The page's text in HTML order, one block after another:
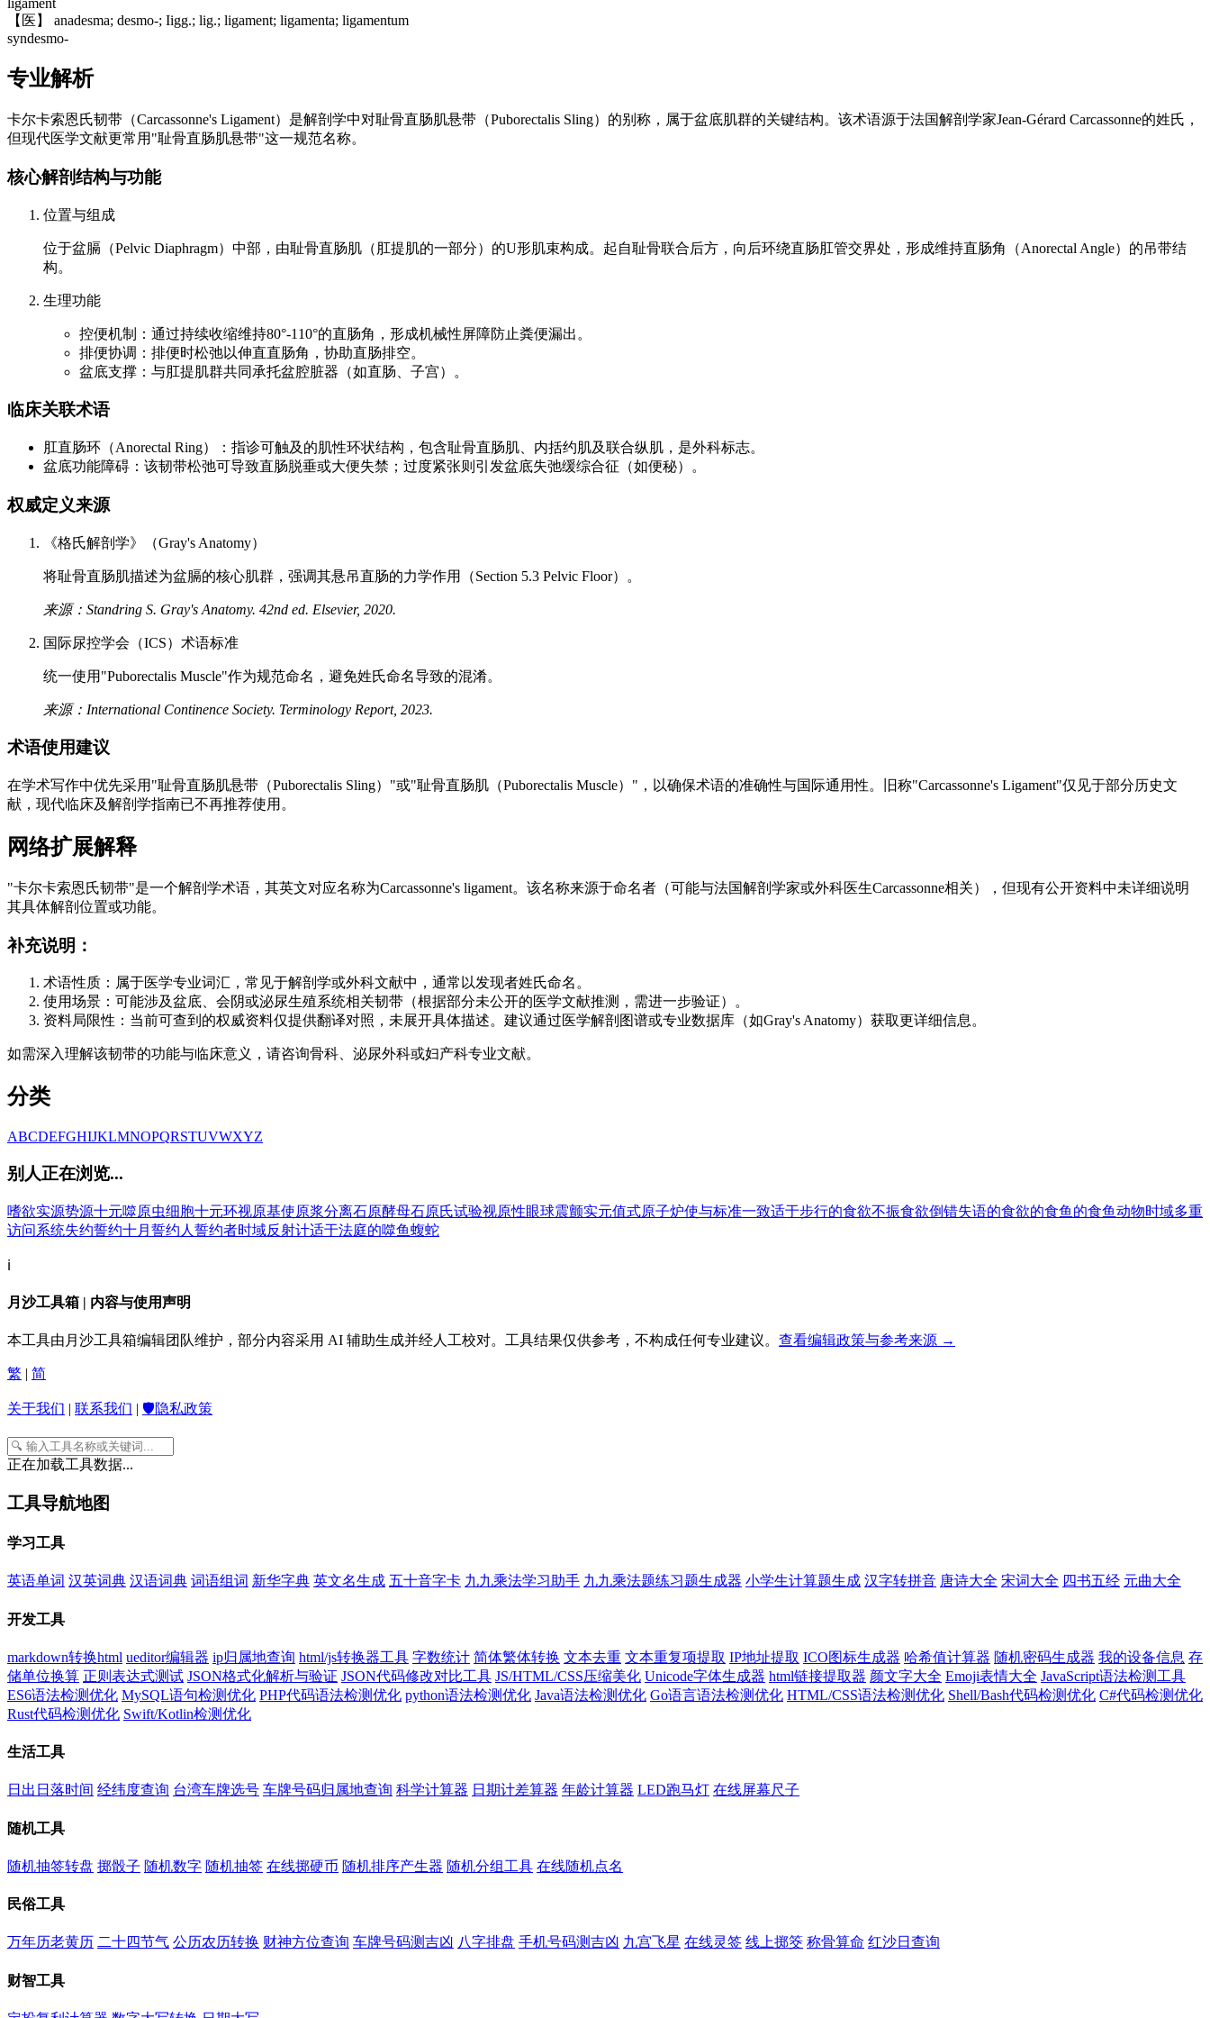
【医】 anadesma; desmo-; Iigg.; lig.; ligament; ligamenta; ligamentum
syndesmo-
专业解析
卡尔卡索恩氏韧带（Carcassonne's Ligament）是解剖学中对耻骨直肠肌悬带（Puborectalis Sling）的别称，属于盆底肌群的关键结构。该术语源于法国解剖学家Jean-Gérard Carcassonne的姓氏，
但现代医学文献更常用"耻骨直肠肌悬带"这一规范名称。
核心解剖结构与功能
位置与组成
位于盆膈（Pelvic Diaphragm）中部，由耻骨直肠肌（肛提肌的一部分）的U形肌束构成。起自耻骨联合后方，向后环绕直肠肛管交界处，形成维持直肠角（Anorectal Angle）的吊带结
构。
生理功能
控便机制：通过持续收缩维持80°-110°的直肠角，形成机械性屏障防止粪便漏出。
排便协调：排便时松弛以伸直直肠角，协助直肠排空。
盆底支撑：与肛提肌群共同承托盆腔脏器（如直肠、子宫）。
临床关联术语
肛直肠环（Anorectal Ring）：指诊可触及的肌性环状结构，包含耻骨直肠肌、内括约肌及联合纵肌，是外科标志。
盆底功能障碍：该韧带松弛可导致直肠脱垂或大便失禁；过度紧张则引发盆底失弛缓综合征（如便秘）。
权威定义来源
《格氏解剖学》（Gray's Anatomy）
将耻骨直肠肌描述为盆膈的核心肌群，强调其悬吊直肠的力学作用（Section 5.3 Pelvic Floor）。
来源：Standring S. Gray's Anatomy. 42nd ed. Elsevier, 2020.
国际尿控学会（ICS）术语标准
统一使用"Puborectalis Muscle"作为规范命名，避免姓氏命名导致的混淆。
来源：International Continence Society. Terminology Report, 2023.
术语使用建议
在学术写作中优先采用"耻骨直肠肌悬带（Puborectalis Sling）"或"耻骨直肠肌（Puborectalis Muscle）"，以确保术语的准确性与国际通用性。旧称"Carcassonne's Ligament"仅见于部分历史文
献，现代临床及解剖学指南已不再推荐使用。
网络扩展解释
"卡尔卡索恩氏韧带"是一个解剖学术语，其英文对应名称为Carcassonne's ligament。该名称来源于命名者（可能与法国解剖学家或外科医生Carcassonne相关），但现有公开资料中未详细说明
其具体解剖位置或功能。
补充说明：
术语性质：属于医学专业词汇，常见于解剖学或外科文献中，通常以发现者姓氏命名。
使用场景：可能涉及盆底、会阴或泌尿生殖系统相关韧带（根据部分未公开的医学文献推测，需进一步验证）。
资料局限性：当前可查到的权威资料仅提供翻译对照，未展开具体描述。建议通过医学解剖图谱或专业数据库（如Gray's Anatomy）获取更详细信息。
如需深入理解该韧带的功能与临床意义，请咨询骨科、泌尿外科或妇产科专业文献。
分类
ABCDEFGHIJKLMNOPQRSTUVWXYZ
别人正在浏览...
嗜欲实源势源十元噬原虫细胞十元环视原基使原浆分离石原酵母石原氏试验视原性眼球震颤实元值式原子炉使与标准一致适于步行的食欲不振食欲倒错失语的食欲的食鱼的食鱼动物时域多重
访问系统失约誓约十月 誓约人 誓约者时域反射计适于法庭的噬鱼蝮蛇
ℹ️
月沙工具箱 | 内容与使用声明
本工具由月沙工具箱编辑团队维护，部分内容采用 AI 辅助生成并经人工校对。工具结果仅供参考，不构成任何专业建议。 查看编辑政策与参考来源 →
繁 | 简
关于我们 | 联系我们 | 🛡️隐私政策
正在加载工具数据...
工具导航地图
学习工具
英语单词 汉英词典 汉语词典 词语组词 新华字典 英文名生成 五十音字卡 九九乘法学习助手 九九乘法题练习题生成器 小学生计算题生成 汉字转拼音 唐诗大全 宋词大全 四书五经 元曲大全
开发工具
markdown转换html ueditor编辑器 ip归属地查询 html/js转换器工具 字数统计 简体繁体转换 文本去重 文本重复项提取 IP地址提取 ICO图标生成器 哈希值计算器 随机密码生成器 我的设备信息 存
储单位换算 正则表达式测试 JSON格式化解析与验证 JSON代码修改对比工具 JS/HTML/CSS压缩美化 Unicode字体生成器 html链接提取器 颜文字大全 Emoji表情大全 JavaScript语法检测工具
ES6语法检测优化 MySQL语句检测优化 PHP代码语法检测优化 python语法检测优化 Java语法检测优化 Go语言语法检测优化 HTML/CSS语法检测优化 Shell/Bash代码检测优化 C#代码检测优化
Rust代码检测优化 Swift/Kotlin检测优化
生活工具
日出日落时间 经纬度查询 台湾车牌选号 车牌号码归属地查询 科学计算器 日期计差算器 年龄计算器 LED跑马灯 在线屏幕尺子
随机工具
随机抽签转盘 掷骰子 随机数字 随机抽签 在线掷硬币 随机排序产生器 随机分组工具 在线随机点名
民俗工具
万年历老黄历 二十四节气 公历农历转换 财神方位查询 车牌号码测吉凶 八字排盘 手机号码测吉凶 九宫飞星 在线灵签 线上掷筊 称骨算命 红沙日查询
财智工具